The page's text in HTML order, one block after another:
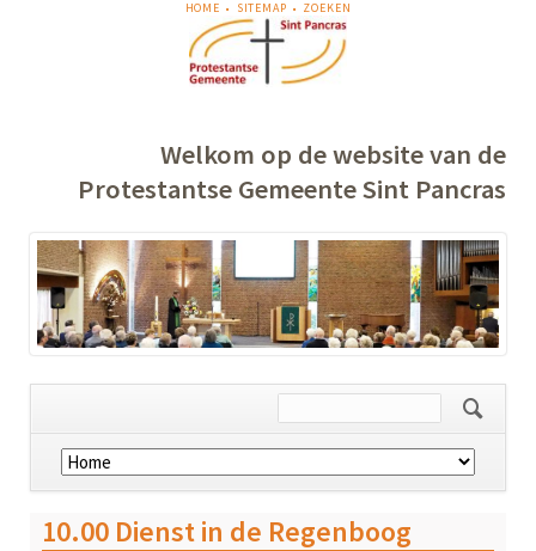
NAVIGATIE
OVERSLAAN
HOME SITEMAP ZOEKEN
Welkom op de website van de
Protestantse Gemeente Sint Pancras
Navigatie
overslaan
10.00 Dienst in de Regenboog